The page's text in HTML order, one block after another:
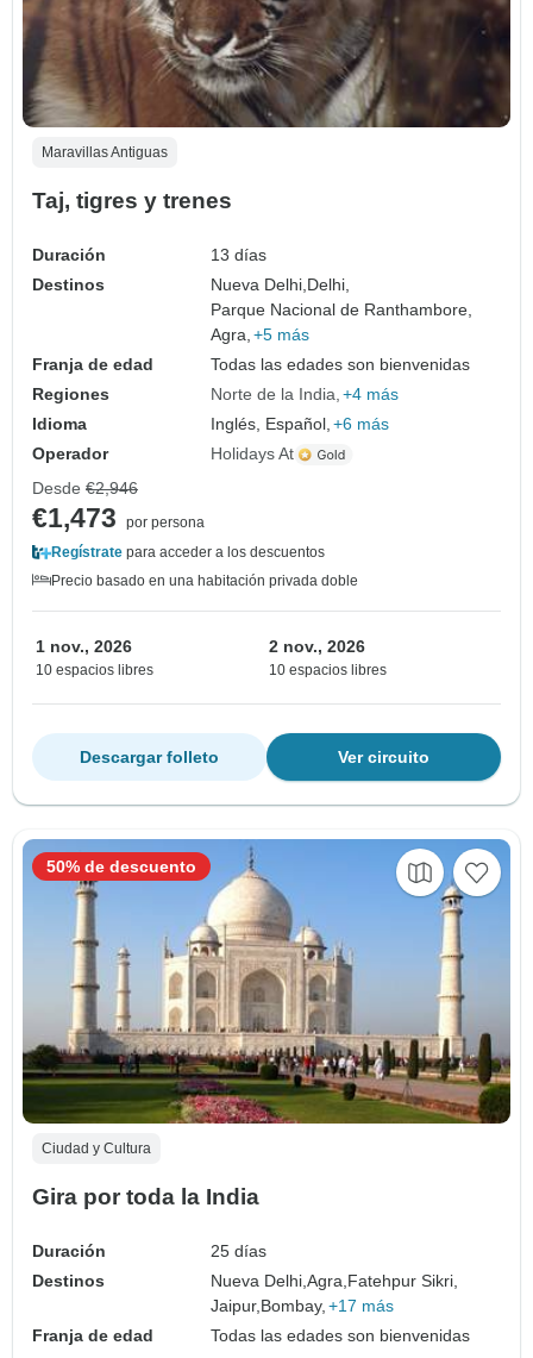
Maravillas Antiguas
Taj, tigres y trenes
Duración
13 días
Destinos
Nueva Delhi, Delhi,
Parque Nacional de Ranthambore,
Agra, +5 más
Franja de edad
Todas las edades son bienvenidas
Regiones
Norte de la India +4 más
Idioma
Inglés, Español, +6 más
Operador
Holidays At
Desde €2,946
€1,473
por persona
Regístrate para acceder a los descuentos
Precio basado en una habitación privada doble
1 nov., 2026
10 espacios libres
2 nov., 2026
10 espacios libres
Ver circuito
Descargar folleto
Ciudad y Cultura
Gira por toda la India
Duración
25 días
Destinos
Nueva Delhi,Agra, Fatehpur Sikri,
Jaipur, Bombay, +17 más
Franja de edad
Todas las edades son bienvenidas
50% de descuento